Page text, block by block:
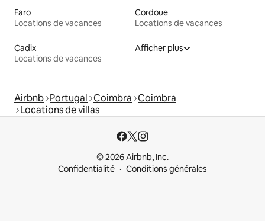
Faro
Locations de vacances
Cordoue
Locations de vacances
Cadix
Locations de vacances
Afficher plus
Airbnb Portugal Coimbra Coimbra
Locations de villas
© 2026 Airbnb, Inc.
Confidentialité
Conditions générales